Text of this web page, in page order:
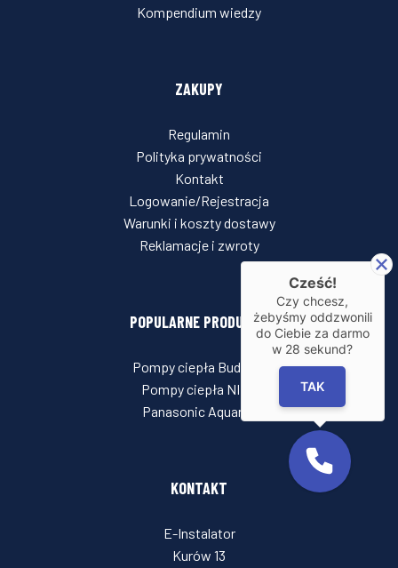
Kompendium wiedzy
ZAKUPY
Regulamin
Polityka prywatności
Kontakt
Logowanie/Rejestracja
Warunki i koszty dostawy
Reklamacje i zwroty
POPULARNE PRODUKTY
Pompy ciepła Buderus
Pompy ciepła NIBE
Panasonic Aquarea
KONTAKT
E-Instalator
Kurów 13
Cześć!
Czy chcesz,
żebyśmy oddzwonili
do Ciebie za darmo
w 28 sekund?
TAK